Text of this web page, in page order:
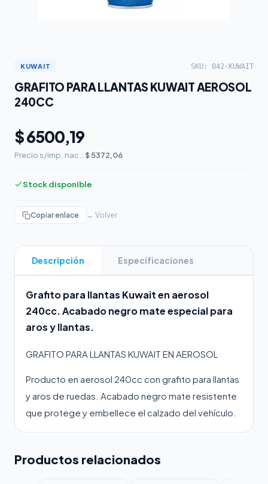
KUWAIT SKU: 042-KUWAIT
GRAFITO PARA LLANTAS KUWAIT AEROSOL
240CC
$ 6500,19
Precio s/imp. nac.: $ 5372,06
Stock disponible
Copiar enlace ← Volver
Descripción Especificaciones
Grafito para llantas Kuwait en aerosol
240cc. Acabado negro mate especial para
aros y llantas.
GRAFITO PARA LLANTAS KUWAIT EN AEROSOL
Producto en aerosol 240cc con grafito para llantas
y aros de ruedas. Acabado negro mate resistente
que protege y embellece el calzado del vehículo.
Productos relacionados